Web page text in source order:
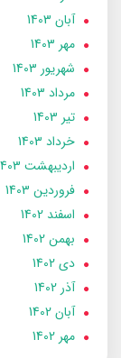
آبان 1403
مهر 1403
شهریور 1403
مرداد 1403
تير 1403
خرداد 1403
ارديبهشت 1403
فروردین 1403
اسفند 1402
بهمن 1402
دی 1402
آذر 1402
آبان 1402
مهر 1402